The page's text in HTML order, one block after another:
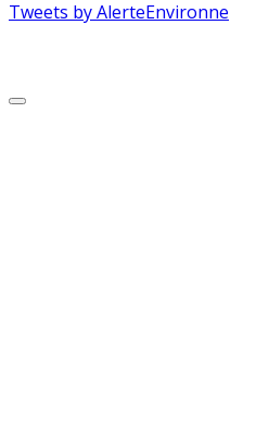
Tweets by AlerteEnvironne
Scroll